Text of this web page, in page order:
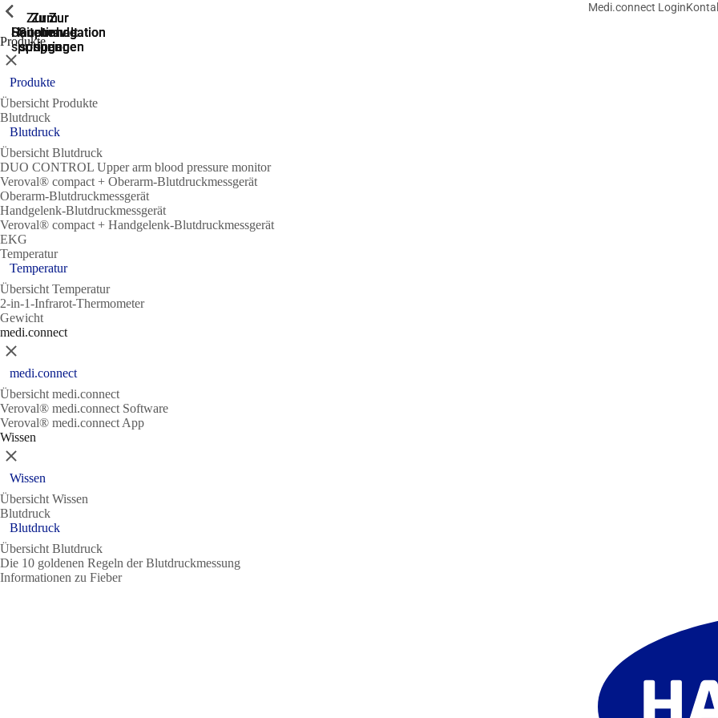
Zur
Suche
springen
Zur
Hauptnavigation
springen
Zur
Hauptnavigation
springen
Zum
Hauptinhalt
springen
Zum
Seitenende
springen
Medi.connect Login
Produkte
Zeige vorherige
Schließen
Produkte
Übersicht Produkte
Blutdruck
Zeige vorherige
Blutdruck
Übersicht Blutdruck
DUO CONTROL Upper arm blood pressure monitor
Veroval® compact + Oberarm-Blutdruckmessgerät
Oberarm-Blutdruckmessgerät
Handgelenk-Blutdruckmessgerät
Veroval® compact + Handgelenk-Blutdruckmessgerät
EKG
Temperatur
Zeige vorherige
Temperatur
Übersicht Temperatur
2-in-1-Infrarot-Thermometer
Gewicht
medi.connect
Zeige vorherige
Schließen
medi.connect
Übersicht medi.connect
Veroval® medi.connect Software
Veroval® medi.connect App
Wissen
Zeige vorherige
Schließen
Wissen
Übersicht Wissen
Blutdruck
Zeige vorherige
Blutdruck
Übersicht Blutdruck
Die 10 goldenen Regeln der Blutdruckmessung
Informationen zu Fieber